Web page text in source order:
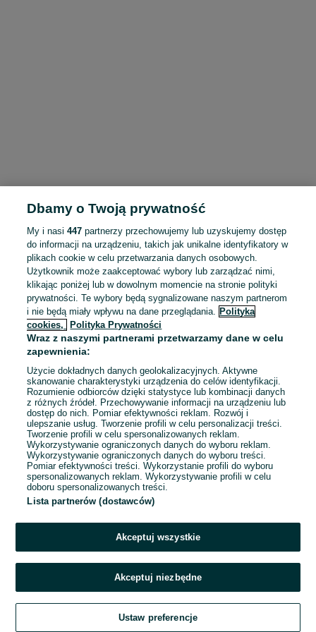
To ogłoszenie nie jest już dostępne
Przejdź na stronę główną
Dbamy o Twoją prywatność
My i nasi447 partnerzy przechowujemy lub uzyskujemy dostęp
do informacji na urządzeniu, takich jak unikalne identyfikatory w
plikach cookie w celu przetwarzania danych osobowych.
Użytkownik może zaakceptować wybory lub zarządzać nimi,
klikając poniżej lub w dowolnym momencie na stronie polityki
prywatności. Te wybory będą sygnalizowane naszym partnerom
i nie będą miały wpływu na dane przeglądania. Polityka
cookies,
Polityka Prywatności
Wraz z naszymi partnerami przetwarzamy dane w celu
zapewnienia:
Użycie dokładnych danych geolokalizacyjnych. Aktywne
skanowanie charakterystyki urządzenia do celów identyfikacji.
Rozumienie odbiorców dzięki statystyce lub kombinacji danych
z różnych źródeł. Przechowywanie informacji na urządzeniu lub
dostęp do nich. Pomiar efektywności reklam. Rozwój i
ulepszanie usług. Tworzenie profili w celu personalizacji treści.
Tworzenie profili w celu spersonalizowanych reklam.
Wykorzystywanie ograniczonych danych do wyboru reklam.
Wykorzystywanie ograniczonych danych do wyboru treści.
Pomiar efektywności treści. Wykorzystanie profili do wyboru
spersonalizowanych reklam. Wykorzystywanie profili w celu
doboru spersonalizowanych treści.
Lista partnerów (dostawców)
Akceptuj wszystkie
Akceptuj niezbędne
Ustaw preferencje